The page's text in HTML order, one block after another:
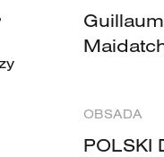
OBSADA
POLSKI